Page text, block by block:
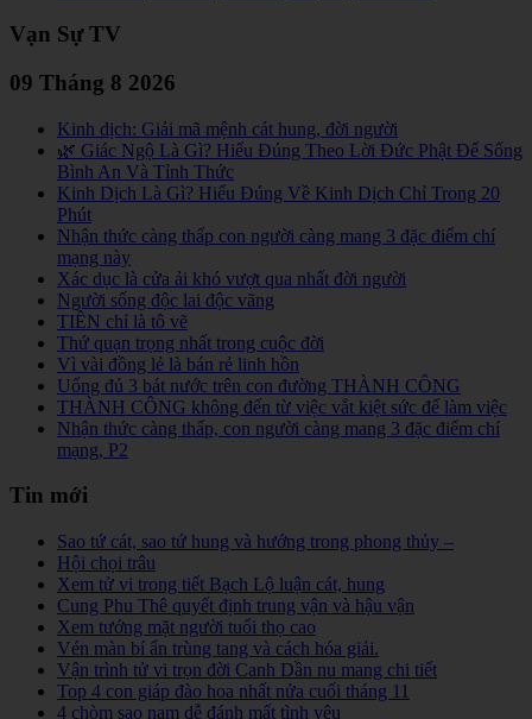
Vạn Sự TV
09 Tháng 8 2026
Kinh dịch: Giải mã mệnh cát hung, đời người
🌿 Giác Ngộ Là Gì? Hiểu Đúng Theo Lời Đức Phật Để Sống
Bình An Và Tỉnh Thức
Kinh Dịch Là Gì? Hiểu Đúng Về Kinh Dịch Chỉ Trong 20
Phút
Nhận thức càng thấp con người càng mang 3 đặc điểm chí
mạng này
Xác dục là cửa ải khó vượt qua nhất đời người
Người sống độc lai độc vãng
TIỀN chỉ là tô vẽ
Thứ quạn trọng nhất trong cuộc đời
Vì vài đồng lẻ là bán rẻ linh hồn
Uống đủ 3 bát nước trên con đường THÀNH CÔNG
THÀNH CÔNG không đến từ việc vắt kiệt sức để làm việc
Nhận thức càng thấp, con người càng mang 3 đặc điểm chí
mạng, P2
Tin mới
Sao tứ cát, sao tứ hung và hướng trong phong thủy –
Hội chọi trâu
Xem tử vi trong tiết Bạch Lộ luận cát, hung
Cung Phu Thê quyết định trung vận và hậu vận
Xem tướng mặt người tuổi thọ cao
Vén màn bí ẩn trùng tang và cách hóa giải.
Vận trình tử vi trọn đời Canh Dần nu mang chi tiết
Top 4 con giáp đào hoa nhất nửa cuối tháng 11
4 chòm sao nam dễ đánh mất tình yêu